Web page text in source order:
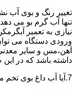
تغییر رنگ و بوی آب
تنها آب گرم بو می
نیازی به تعمیر
ورودی دستگاه می
آهن،مس و سایر
داشته باشد که در
7.آیا آب داغ بوی تخم مرغ می دهد؟